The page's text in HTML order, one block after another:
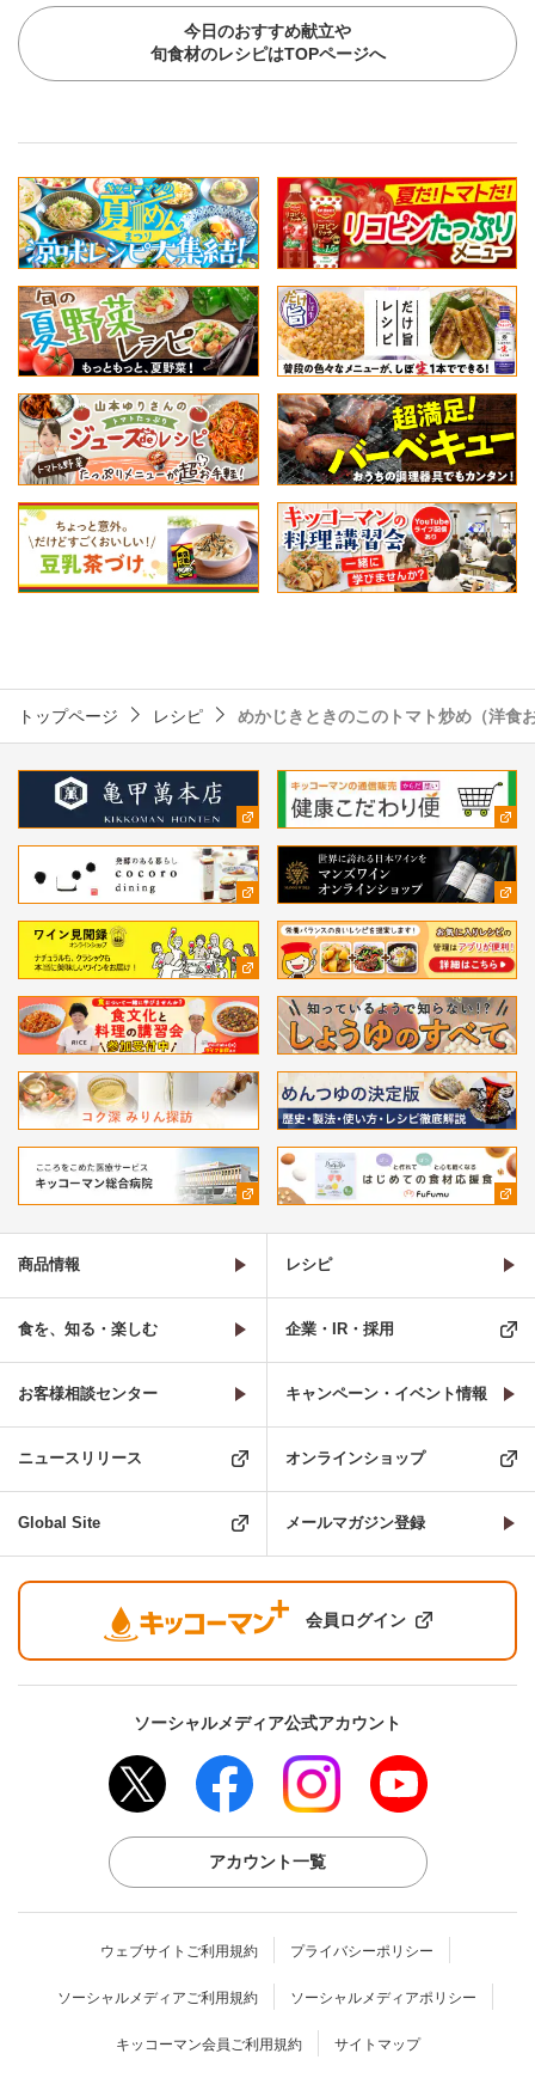
今日のおすすめ献立や
旬食材のレシピはTOPページへ
トップページ レシピ めかじきときのこのトマト炒め（洋食
商品情報 レシピ
食を、知る・楽しむ 企業・IR・採用
お客様相談センター キャンペーン・イベント情報
ニュースリリース オンラインショップ
Global Site メールマガジン登録
会員ログイン
ソーシャルメディア公式アカウント
アカウント一覧
ウェブサイトご利用規約 プライバシーポリシー
ソーシャルメディアご利用規約 ソーシャルメディアポリシー
キッコーマン会員ご利用規約 サイトマップ